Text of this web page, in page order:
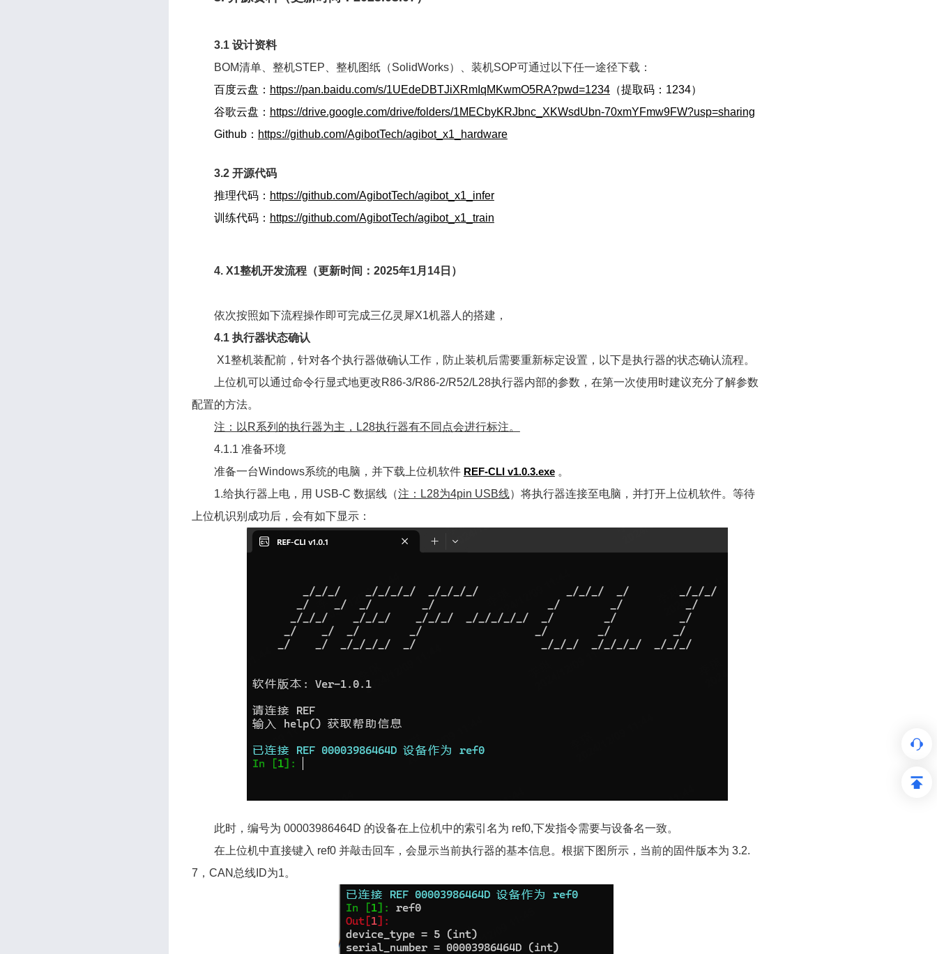
3.1 设计资料
BOM清单、整机STEP、整机图纸（SolidWorks）、装机SOP可通过以下任一途径下载：
百度云盘： https://pan.baidu.com/s/1UEdeDBTJiXRmIqMKwmO5RA?pwd=1234（提取码：1234）
谷歌云盘： https://drive.google.com/drive/folders/1MECbyKRJbnc_XKWsdUbn-70xmYFmw9FW?usp=sharing
Github： https://github.com/AgibotTech/agibot_x1_hardware
3.2 开源代码
推理代码： https://github.com/AgibotTech/agibot_x1_infer
训练代码： https://github.com/AgibotTech/agibot_x1_train
4. X1整机开发流程（更新时间：2025年1月14日）
依次按照如下流程操作即可完成三亿灵犀X1机器人的搭建，
4.1 执行器状态确认
X1整机装配前，针对各个执行器做确认工作，防止装机后需要重新标定设置，以下是执行器的状态确认流程。
上位机可以通过命令行显式地更改R86-3/R86-2/R52/L28执行器内部的参数，在第一次使用时建议充分了解参数
配置的方法。
注：以R系列的执行器为主，L28执行器有不同点会进行标注。
4.1.1 准备环境
准备一台Windows系统的电脑，并下载上位机软件 REF-CLI v1.0.3.exe。
1.给执行器上电，用 USB-C 数据线（注：L28为4pin USB线）将执行器连接至电脑，并打开上位机软件。等待
上位机识别成功后，会有如下显示：
此时，编号为 00003986464D 的设备在上位机中的索引名为 ref0,下发指令需要与设备名一致。
在上位机中直接键入 ref0 并敲击回车，会显示当前执行器的基本信息。根据下图所示，当前的固件版本为 3.2.
7，CAN总线ID为1。